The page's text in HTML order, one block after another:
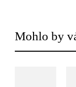
Mohlo by